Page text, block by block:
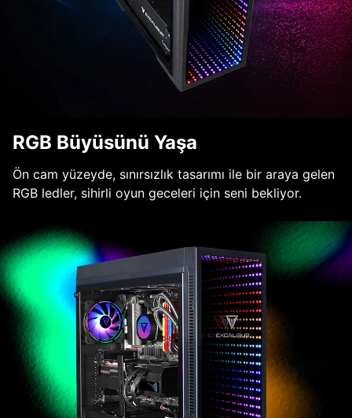
RGB Büyüsünü Yaşa
Ön cam yüzeyde, sınırsızlık tasarımı ile bir araya gelen
RGB ledler, sihirli oyun geceleri için seni bekliyor.